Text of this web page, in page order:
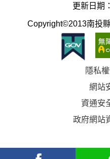
更新日期
Copyright©2013南投
隱私
網站
資通安
政府網站